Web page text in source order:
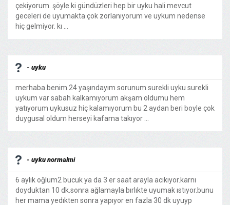
çekiyorum. şöyle ki gündüzleri hep bir uyku hali mevcut
geceleri de uyumakta çok zorlanıyorum ve uykum nedense
hiç gelmiyor. kı ...
- uyku
merhaba benim 24 yaşındayım sorunum surekli uyku surekli
uykum var sabah kalkamıyorum akşam oldumu hem
yatıyorum uykusuz hiç kalamıyorum bu 2 aydan beri boyle çok
duygusal oldum herseyi kafama takıyor ...
- uyku normalmi
6 aylık oğlum2 bucuk ya da 3 er saat arayla acıkıyor.karnı
doyduktan 10 dk.sonra ağlamayla bırlıkte uyumak ıstıyor.bunu
her mama yedıkten sonra yapıyor en fazla 30 dk uyuyp